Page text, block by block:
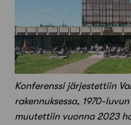
Konferenssi järjestettiin
rakennuksessa, 1970-
muutettiin vuonna 2023